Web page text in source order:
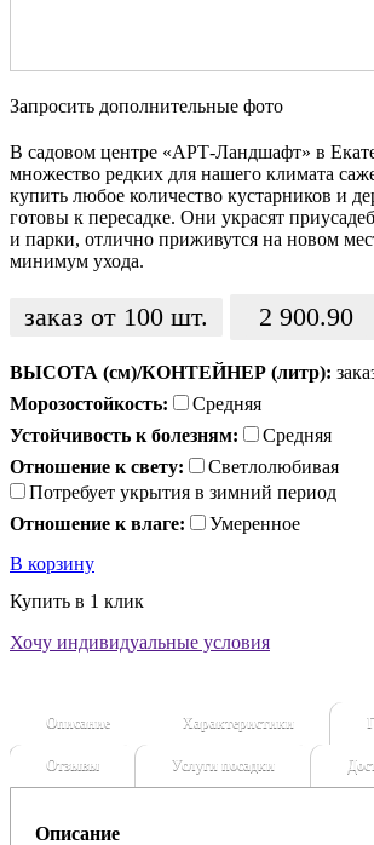
Запросить дополнительные фото
В садовом центре «АРТ-Ландшафт» в
множество редких для нашего климата
купить любое количество кустарников и
готовы к пересадке. Они украсят
и парки, отлично приживутся на новом
минимум ухода.
заказ от 100 шт. 2 900.90
ВЫСОТА (см)/КОНТЕЙНЕР (литр):
Морозостойкость:
Средняя
Устойчивость к болезням:
Средняя
Отношение к свету:
Светлолюбивая
Потребует укрытия в зимний период
Отношение к влаге:
Умеренное
В корзину
Купить в 1 клик
Хочу индивидуальные условия
Описание Характеристики
Отзывы Услуги посадки
Описание